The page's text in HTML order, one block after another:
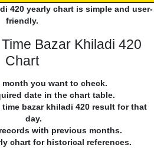
420 yearly chart is simple and user-
friendly.
Bazar Khiladi 420
Chart
month you want to check.
date in the chart table.
bazar khiladi 420 result for that
day.
with previous months.
chart for historical references.